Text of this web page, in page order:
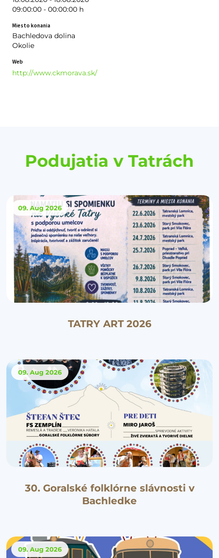
09:00:00 - 00:00:00 h
Miesto konania
Bachledova dolina
Okolie
Web
http://www.ckmorava.sk/
Podujatia v Tatrách
09. Aug 2026
TATRY ART 2026
09. Aug 2026
30. Goralské folklórne slávnosti v
Bachledke
09. Aug 2026